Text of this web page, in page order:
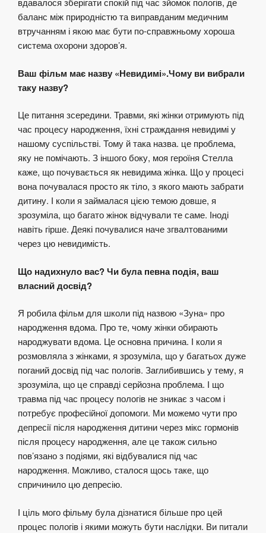
баланс між природністю та виправданим медичним
втручанням і якою має бути по-справжньому хороша
система охорони здоров’я.
Ваш фільм має назву «Невидимі».Чому ви вибрали
таку назву?
Це питання зсередини. Травми, які жінки отримують під
час процесу народження, їхні страждання невидимі у
нашому суспільстві. Тому й така назва. це проблема,
яку не помічають. З іншого боку, моя героїня Стелла
каже, що почувається як невидима жінка. Що у процесі
вона почувалася просто як тіло, з якого мають забрати
дитину. І коли я займалася цією темою довше, я
зрозуміла, що багато жінок відчували те саме. Іноді
навіть гірше. Деякі почувалися наче згвалтованими
через цю невидимість.
Що надихнуло вас? Чи була певна подія, ваш
власний досвід?
Я робила фільм для школи під назвою «Зуна» про
народження вдома. Про те, чому жінки обирають
народжувати вдома. Це основна причина. І коли я
розмовляла з жінками, я зрозуміла, що у багатьох дуже
поганий досвід під час пологів. Заглибившись у тему, я
зрозуміла, що це справді серйозна проблема. І що
травма під час процесу пологів не зникає з часом і
потребує професійної допомоги. Ми можемо чути про
депресії після народження дитини через мікс гормонів
після процесу народження, але це також сильно
пов’язано з подіями, які відбувалися під час
народження. Можливо, сталося щось таке, що
спричинило цю депресію.
І ціль мого фільму була дізнатися більше про цей
процес пологів і якими можуть бути наслідки. Ви питали